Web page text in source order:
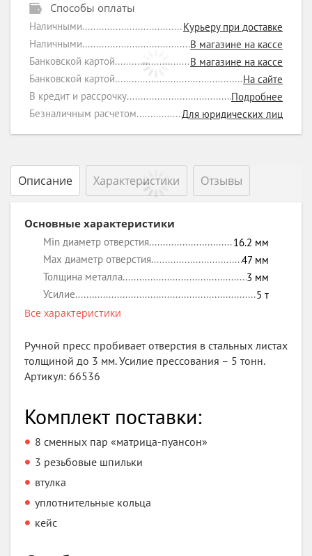
Способы оплаты
Наличными
Курьеру при доставке
Наличными
В магазине на кассе
Банковской картой
В магазине на кассе
Банковской картой
На сайте
В кредит и рассрочку
Подробнее
Безналичным расчетом
Для юридических лиц
Описание Характеристики Отзывы
Основные характеристики
Min диаметр отверстия 16.2 мм
Max диаметр отверстия
47 мм
Толщина металла
3 мм
Усилие
5 т
Все характеристики
Ручной пресс пробивает отверстия в стальных листах
толщиной до 3 мм. Усилие прессования – 5 тонн.
Артикул: 66536
Комплект поставки:
8 сменных пар «матрица-пуансон»
3 резьбовые шпильки
втулка
уплотнительные кольца
кейс